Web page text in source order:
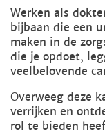
Werken als
bijbaan die een
maken in de
die je opdoet,
veelbelovende
Overweeg deze
verrijken en
rol te bieden